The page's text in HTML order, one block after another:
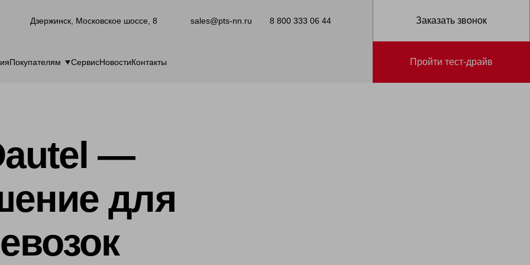
Дзержинск, Московское шоссе, 8 sales@pts-nn.ru 8 800 333 06 44
Покупателям СервисНовостиКонтакты
Заказать звонок
Пройти тест-драйв
—
для